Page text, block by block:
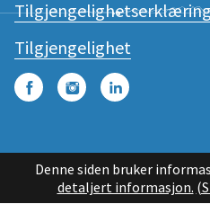
Tilgjengelighet
FacebookInstagramLinkedIn
Denne siden bruker
detaljert informasjon.